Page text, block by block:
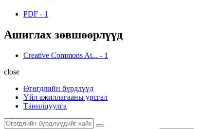
PDF - 1
Ашиглах зөвшөөрлүүд
Creative Commons At... - 1
close
Өгөгдлийн бүрдлүүд
Үйл ажиллагааны урсгал
Танилцуулга